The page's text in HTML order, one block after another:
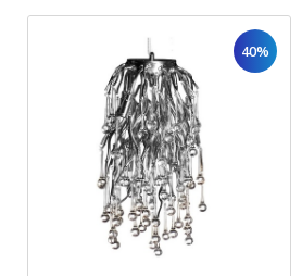
40%